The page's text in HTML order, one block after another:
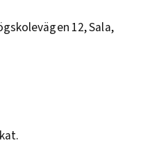
12, Sala,